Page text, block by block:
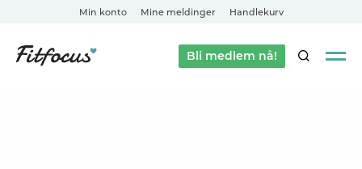
Min konto Mine meldinger Handlekurv
Bli medlem nå!SØK